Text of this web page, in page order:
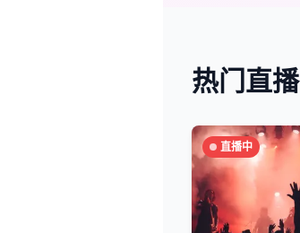
热门直播
直播中